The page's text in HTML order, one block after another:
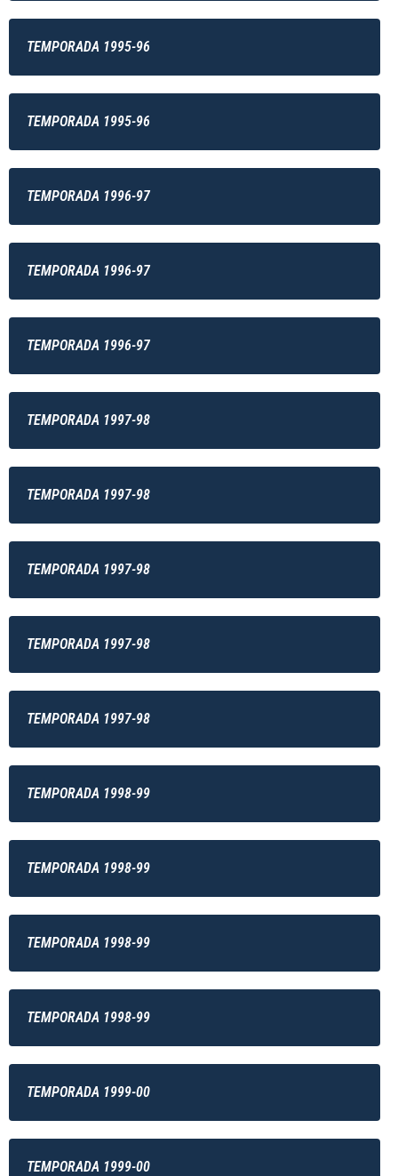
TEMPORADA 1995-96
TEMPORADA 1995-96
TEMPORADA 1996-97
TEMPORADA 1996-97
TEMPORADA 1996-97
TEMPORADA 1997-98
TEMPORADA 1997-98
TEMPORADA 1997-98
TEMPORADA 1997-98
TEMPORADA 1997-98
TEMPORADA 1998-99
TEMPORADA 1998-99
TEMPORADA 1998-99
TEMPORADA 1998-99
TEMPORADA 1999-00
TEMPORADA 1999-00